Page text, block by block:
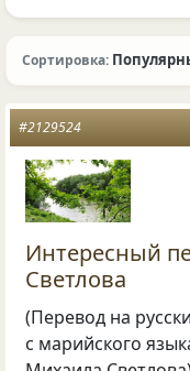
Сортировка:
#2129524
Интересный
Светлова
(Перевод на
с марийского